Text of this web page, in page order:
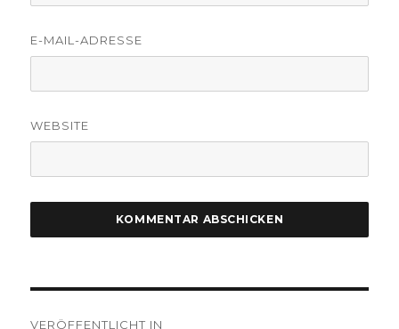
E-MAIL-ADRESSE
WEBSITE
VERÖFFENTLICHT IN